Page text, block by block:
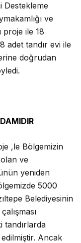
Destekleme
ve
proje ile 18
adet tandır evi ile
doğrudan
,le Bölgemizin
ve
yeniden
5000
Belediyesinin
tandırlarda
Ancak